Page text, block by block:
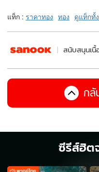
แท็ก : ราคาทอง ทอง ดูแท็กทั้
สนับสนุนเนื้
กลั
ซีรีส์ฮิต